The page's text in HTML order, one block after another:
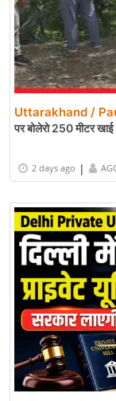
Uttarakhand /
पर बोलेरो 250 मीटर खाई
2 days ago |